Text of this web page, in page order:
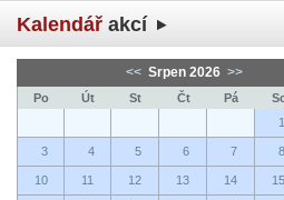
Kalendář akcí
<< Srpen 2026 >>
Po Út St Čt Pá
1
3 4 5 6 7 8
10 11 12 13 14 15